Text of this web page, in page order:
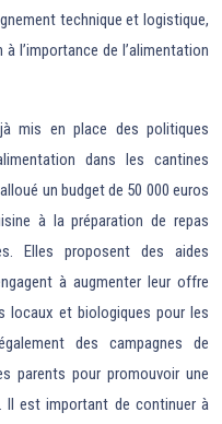
technique et logistique,
l’importance de l’alimentation
mis en place des politiques
dans les cantines
un budget de 50 000 euros
à la préparation de repas
Elles proposent des aides
à augmenter leur offre
locaux et biologiques pour les
des campagnes de
parents pour promouvoir une
Il est important de continuer à